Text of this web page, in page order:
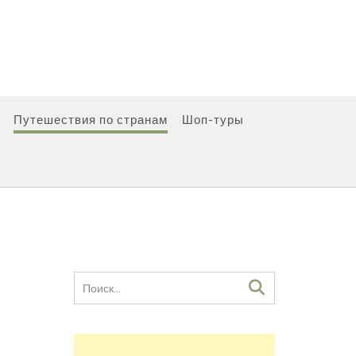
Путешествия по странам Шоп-туры